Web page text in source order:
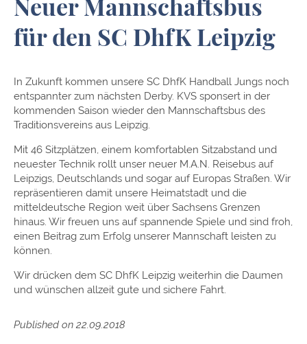
Neuer Mannschaftsbus
für den SC DhfK Leipzig
In Zukunft kommen unsere SC DhfK Handball Jungs noch
entspannter zum nächsten Derby. KVS sponsert in der
kommenden Saison wieder den Mannschaftsbus des
Traditionsvereins aus Leipzig.
Mit 46 Sitzplätzen, einem komfortablen Sitzabstand und
neuester Technik rollt unser neuer M.A.N. Reisebus auf
Leipzigs, Deutschlands und sogar auf Europas Straßen. Wir
repräsentieren damit unsere Heimatstadt und die
mitteldeutsche Region weit über Sachsens Grenzen
hinaus. Wir freuen uns auf spannende Spiele und sind froh,
einen Beitrag zum Erfolg unserer Mannschaft leisten zu
können.
Wir drücken dem SC DhfK Leipzig weiterhin die Daumen
und wünschen allzeit gute und sichere Fahrt.
Published on 22.09.2018